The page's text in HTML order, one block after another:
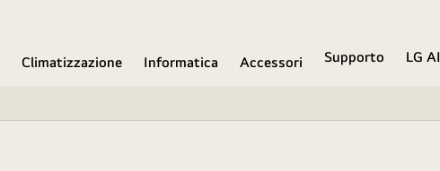
Climatizzazione Informatica Accessori Supporto
LG AI